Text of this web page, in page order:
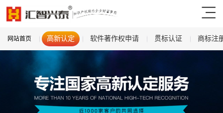
网站首页 高新认定 软件著作权申请 贯标认证 商标注